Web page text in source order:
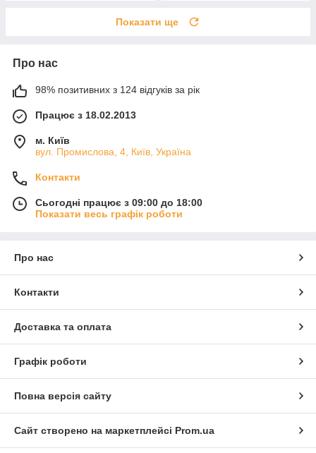
Показати ще
Про нас
98% позитивних з 124 відгуків за рік
Працює з 18.02.2013
м. Київ
вул. Промислова, 4, Київ, Україна
Контакти
Сьогодні працює з 09:00 до 18:00
Показати весь графік роботи
Про нас
Контакти
Доставка та оплата
Графік роботи
Повна версія сайту
Сайт створено на маркетплейсі Prom.ua